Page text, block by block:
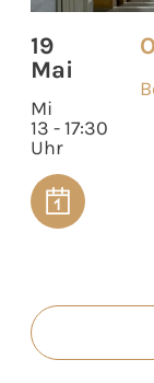
19
Mai
Mi
13 - 17:30
Uhr